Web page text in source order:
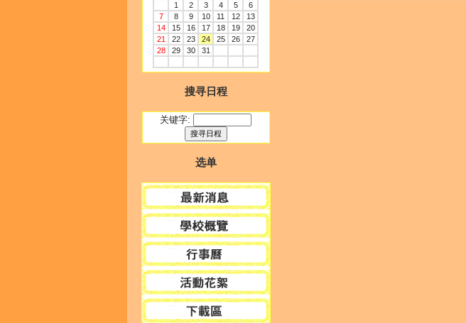
1
2 3 4 5
6
7
8 9 10 11 12
13
14
15 16 17 18 19
20
21
22 23 24 25 26
27
28
29 30 31
搜寻日程
关键字:
选单